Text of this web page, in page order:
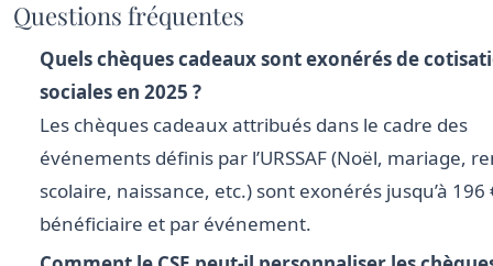
Questions fréquentes
Quels chèques cadeaux sont exonérés de
sociales en 2025 ?
Les chèques cadeaux attribués dans le cadre des
événements définis par l’URSSAF (Noël, mariage,
scolaire, naissance, etc.) sont exonérés jusqu’à 196
bénéficiaire et par événement.